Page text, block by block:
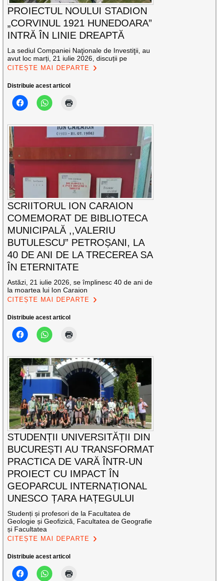
PROIECTUL NOULUI STADION
„CORVINUL 1921 HUNEDOARA”
INTRĂ ÎN LINIE DREAPTĂ
La sediul Companiei Naţionale de Investiţii, au
avut loc marți, 21 iulie 2026, discuții pe
CITEȘTE MAI DEPARTE
Distribuie acest articol
SCRIITORUL ION CARAION
COMEMORAT DE BIBLIOTECA
MUNICIPALĂ ,,VALERIU
BUTULESCU” PETROȘANI, LA
40 DE ANI DE LA TRECEREA SA
ÎN ETERNITATE
Astăzi, 21 iulie 2026, se împlinesc 40 de ani de
la moartea lui Ion Caraion
CITEȘTE MAI DEPARTE
Distribuie acest articol
STUDENȚII UNIVERSITĂȚII DIN
BUCUREȘTI AU TRANSFORMAT
PRACTICA DE VARĂ ÎNTR-UN
PROIECT CU IMPACT ÎN
GEOPARCUL INTERNAȚIONAL
UNESCO ȚARA HAȚEGULUI
Studenți și profesori de la Facultatea de
Geologie și Geofizică, Facultatea de Geografie
și Facultatea
CITEȘTE MAI DEPARTE
Distribuie acest articol